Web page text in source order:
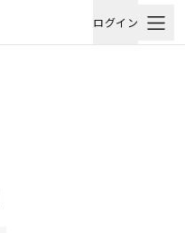
ログイン